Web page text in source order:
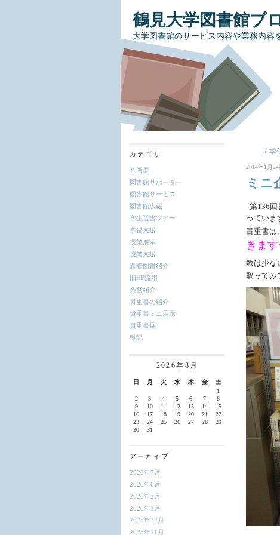
鶴見大学図書館ブ
大学図書館のサービス内容や業務内容
カテゴリ
企画展
図書館サポーター
図書館サービス
図書館広報
学生選書ツアー
学習支援
授業展示
授業支援
新着図書紹介
旧HP流用
業務紹介
貴重書の紹介
貴重書ミニ展示
貴重書展
雑記
2026年8月
日 月 火 水 木 金
土
1
2
3 4 5 6 7
8
9
10 11 12 13 14
15
16
17 18 19 20 21
22
23
24 25 26 27 28
29
30
31
アーカイブ
2026年7月
2026年6月
2026年2月
2026年1月
2025年12月
2025年11月
« 学
2014年1月
ミニ
第136回
っていま
貴重書は
きます
数は少な
取ってみ